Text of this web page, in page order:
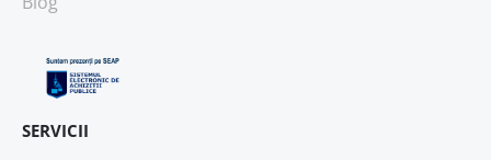
SERVICII